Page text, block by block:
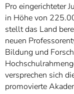
Pro eingerichteter
in Höhe von
stellt das Land
neuen
Bildung und
versprechen sich
promovierte